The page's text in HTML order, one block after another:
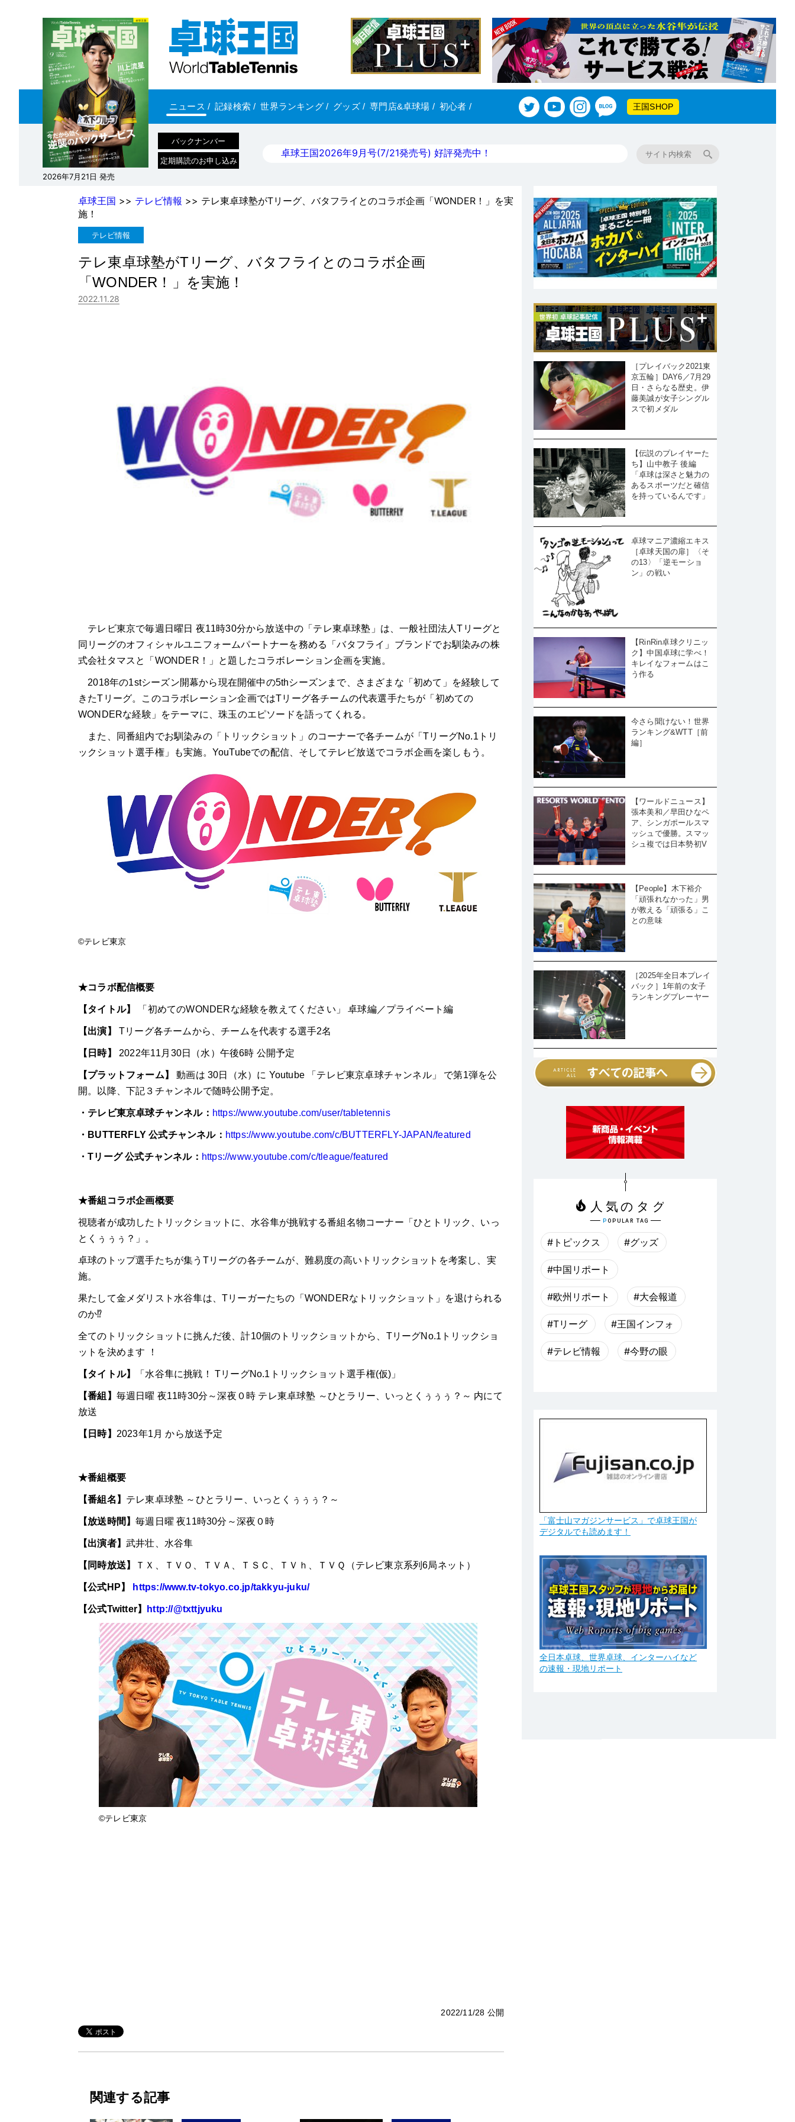
ニュース / 記録検索 / 世界ランキング/ グッズ/ 専門店&卓球場 / 初心者 / 王国SHOP
2026年7月21日 発売
バックナンバー
定期購読のお申し込み
卓球王国2026年9月号(7/21発売号) 好評発売中！
卓球王国 >> テレビ情報 >> テレ東卓球塾がTリーグ、バタフライとのコラボ企画「WONDER！」を実
施！
テレビ情報
テレ東卓球塾がTリーグ、バタフライとのコラボ企画
「WONDER！」を実施！
2022.11.28
テレビ東京で毎週日曜日 夜11時30分から放送中の「テレ東卓球塾」は、一般社団法人Tリーグと
同リーグのオフィシャルユニフォームパートナーを務める「バタフライ」ブランドでお馴染みの株
式会社タマスと「WONDER！」と題したコラボレーション企画を実施。
2018年の1stシーズン開幕から現在開催中の5thシーズンまで、さまざまな「初めて」を経験して
きたTリーグ。このコラボレーション企画ではTリーグ各チームの代表選手たちが「初めての
WONDERな経験」をテーマに、珠玉のエピソードを語ってくれる。
また、同番組内でお馴染みの「トリックショット」のコーナーで各チームが「TリーグNo.1トリ
ックショット選手権」も実施。YouTubeでの配信、そしてテレビ放送でコラボ企画を楽しもう。
©︎テレビ東京
★コラボ配信概要
【タイトル】 「初めてのWONDERな経験を教えてください」 卓球編／プライベート編
【出演】 T リーグ各チームから、チームを代表する選手2名
【日時】 2022年11月 30日（水）午後6時 公開予定
【プラットフォーム】 動画は 30日（水）に Youtube 「テレビ東京卓球チャンネル」 で第1弾を公
開。以降、下記３チャンネルで随時公開予定。
・テレビ東京卓球チャンネル： https://www.youtube.com/user/tabletennis
・BUTTERFLY公式チャンネル： https://www.youtube.com/c/BUTTERFLY-JAPAN/featured
・Tリーグ 公式チャンネル： https://www.youtube.com/c/tleague/featured
★番組コラボ企画概要
視聴者が成功したトリックショットに、水谷隼が挑戦する番組名物コーナー「ひとトリック、いっ
とくぅぅぅ？」。
卓球のトップ選手たちが集う T リーグの各チームが、難易度の高いトリックショットを考案し、実
施。
果たして金メダリスト水谷隼は、 T リーガーたちの「 WONDERなトリックショット」を退けられる
のか⁉️
全てのトリックショットに挑んだ後、計10個のトリックショットから、 T リーグNo.1 トリックショ
ットを決めます ！
【タイトル】 「水谷隼に挑戦！ T リーグNo.1 トリックショット選手権(仮) 」
【番組】 毎週日曜 夜11時30分～深夜０時 テレ東卓球塾 ～ひとラリー、いっとくぅぅぅ？～ 内にて
放送
【日時】 2023年1月 から放送予定
★番組概要
【番組名】 テレ東卓球塾 ～ひとラリー、いっとくぅぅぅ？～
【放送時間】毎週日曜 夜11時30分～深夜０時
【出演者】 武井壮、水谷隼
【同時放送】 ＴＸ、ＴＶＯ、ＴＶＡ、ＴＳＣ、ＴＶｈ、ＴＶＱ（テレビ東京系列6局ネット）
【公式 HP 】 https://www.tv-tokyo.co.jp/takkyu-juku/
【公式Twitter】 http://@txttjyuku
©︎テレビ東京
2022/11/28 公開
関連する記事
［プレイバック2021東
京五輪］DAY6／7月29
日・さらなる歴史。伊
藤美誠が女子シングル
スで初メダル
【伝説のプレイヤーた
ち】山中教子 後編
「卓球は深さと魅力の
あるスポーツだと確信
を持っているんです」
卓球マニア濃縮エキス
［卓球天国の扉］〈そ
の13〉「逆モーショ
ン」の戦い
【RinRin卓球クリニッ
ク】中国卓球に学べ！
キレイなフォームはこ
う作る
今さら聞けない！世界
ランキング&WTT［前
編］
【ワールドニュース】
張本美和／早田ひなペ
ア、シンガポールスマ
ッシュで優勝。スマッ
シュ複では日本勢初V
【People】木下裕介
「頑張れなかった」男
が教える「頑張る」こ
との意味
［2025年全日本プレイ
バック］1年前の女子
ランキングプレーヤー
#トピックス #グッズ
#中国リポート
#欧州リポート #大会報道
#Tリーグ #王国インフォ
#テレビ情報 #今野の眼
「富士山マガジンサービス」で卓球王国が
デジタルでも読めます！
全日本卓球、世界卓球、インターハイなど
の速報・現地リポート